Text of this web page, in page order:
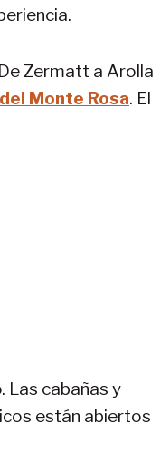
Zermatt a Arolla
Monte Rosa. El
Las cabañas y
están abiertos